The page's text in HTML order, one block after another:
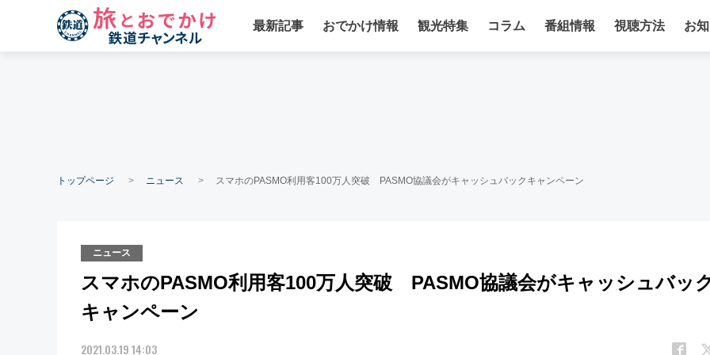
最新記事 おでかけ情報 観光特集 コラム 番組情報 視聴方法 お
トップページ ニュース スマホのPASMO利用客100万人突破 PASMO協議会がキャッシュバックキャンペーン
ニュース
スマホのPASMO利用客100万人突破 PASMO協議会がキャッシュバッ
キャンペーン
2021.03.19 14:03